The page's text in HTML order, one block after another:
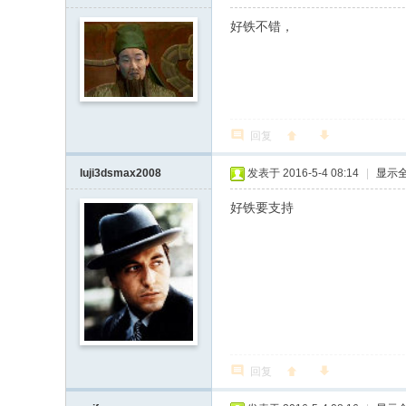
好铁不错，
回复
luji3dsmax2008 发表于 2016-5-4 08:14 显示
好铁要支持
回复